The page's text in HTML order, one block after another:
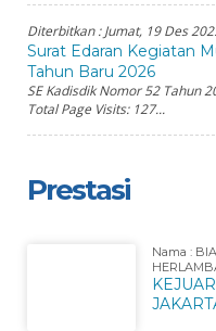
Diterbitkan :Jumat, 19 Des
Surat Edaran Kegiatan
Tahun Baru 2026
SE Kadisdik Nomor 52 Tahun
Total Page Visits: 127...
Prestasi
Nama :